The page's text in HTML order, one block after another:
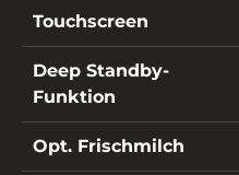
Touchscreen
Deep Standby-
Funktion
Opt. Frischmilch